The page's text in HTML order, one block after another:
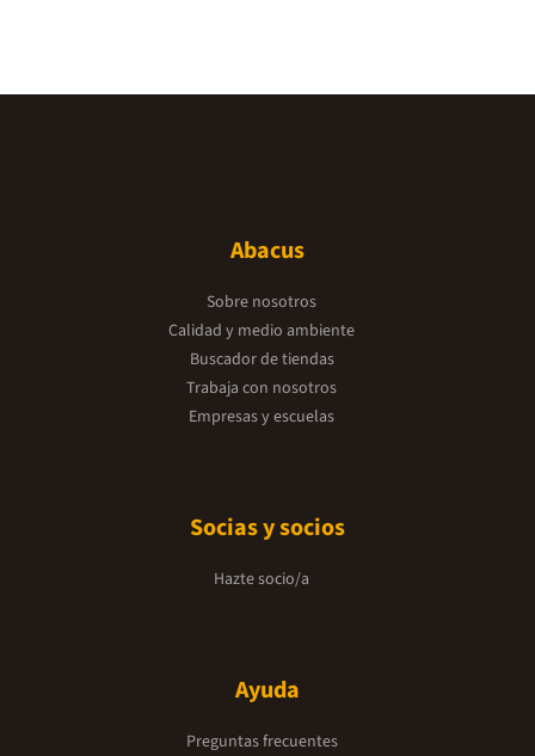
Abacus
Sobre nosotros
Calidad y medio ambiente
Buscador de tiendas
Trabaja con nosotros
Empresas y escuelas
Socias y socios
Hazte socio/a
Ayuda
Preguntas frecuentes